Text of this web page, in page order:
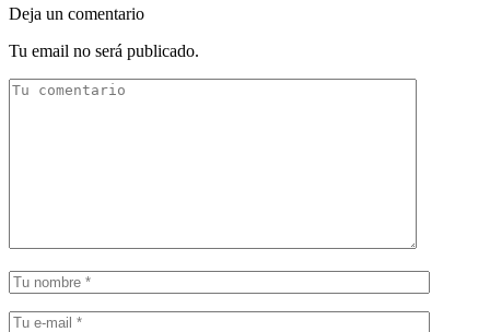
Deja un comentario
Tu email no será publicado.